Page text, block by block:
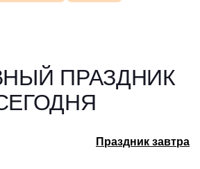
ПРАЗДНИК
Праздник завтра